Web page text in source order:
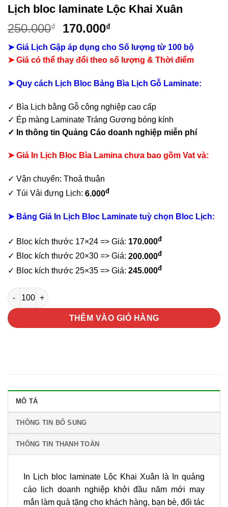
Lịch bloc laminate Lộc Khai Xuân
250.000₫
Giá
gốc
là:
250.000₫.
170.000₫Giá
hiện
tại
là:
170.000₫.
➤ Giá Lịch Gập áp dụng cho Số lượng từ 100 bộ
➤ Giá có thể thay đổi theo số lượng & Thời điểm
➤ Quy cách Lịch Bloc Bảng Bìa Lịch Gỗ Laminate:
✓ Bìa Lịch bằng Gỗ công nghiệp cao cấp
✓ Ép màng Laminate Tráng Gương bóng kính
✓ In thông tin Quảng Cáo doanh nghiệp miễn phí
➤ Giá In Lịch Bloc Bìa Lamina chưa bao gồm Vat và:
✓ Vận chuyển: Thoả thuận
✓ Túi Vải đựng Lịch: 6.000đ
➤ Bảng Giá In Lịch Bloc Laminate tuỳ chọn Bloc Lịch:
✓ Bloc kích thước 17×24 => Giá: 170.000đ
✓ Bloc kích thước 20×30 => Giá: 200.000đ
✓ Bloc kích thước 25×35 => Giá: 245.000đ
Lịch bloc laminate Lộc Khai Xuân số lượng
THÊM VÀO GIỎ HÀNG
MÔ TẢ
THÔNG TIN BỔ SUNG
THÔNG TIN THANH TOÁN
In Lịch bloc laminate Lộc Khai Xuân là In quảng
cáo lịch doanh nghiệp khởi đầu năm mới may
mắn làm quà tặng cho khách hàng, bạn bè, đối tác